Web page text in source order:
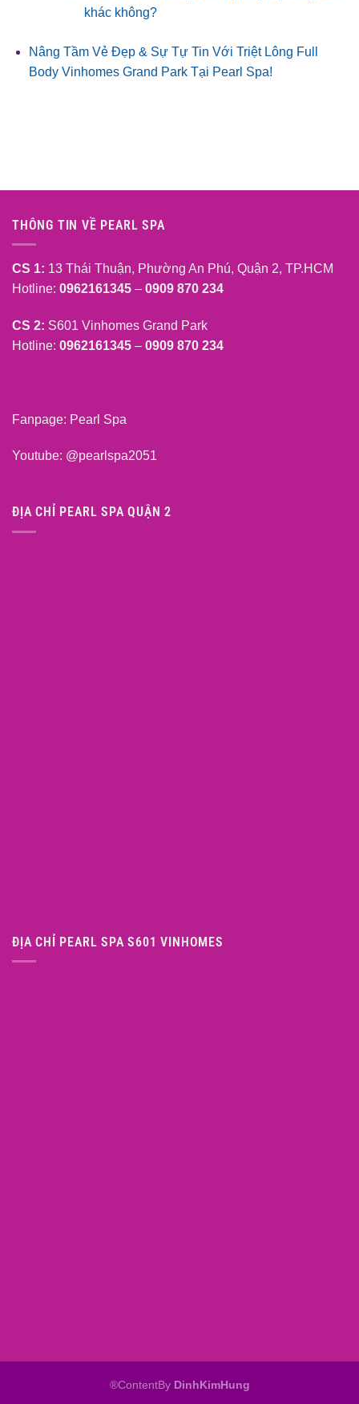
khác không?
Nâng Tầm Vẻ Đẹp & Sự Tự Tin Với Triệt Lông Full
Body Vinhomes Grand Park Tại Pearl Spa!
THÔNG TIN VỀ PEARL SPA
CS 1: 13 Thái Thuận, Phường An Phú, Quận 2, TP.HCM
Hotline: 0962161345 – 0909 870 234
CS 2: S601 Vinhomes Grand Park
Hotline: 0962161345 – 0909 870 234
Fanpage: Pearl Spa
Youtube: @pearlspa2051
ĐỊA CHỈ PEARL SPA QUẬN 2
ĐỊA CHỈ PEARL SPA S601 VINHOMES
®ContentBy DinhKimHung